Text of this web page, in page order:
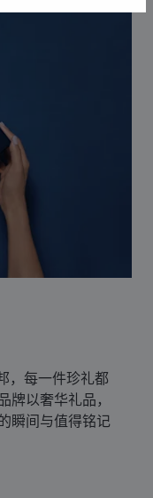
，每一件珍礼都
牌以奢华礼品，
瞬间与值得铭记